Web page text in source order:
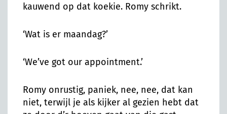
kauwend op dat koekie. Romy schrikt.
‘Wat is er maandag?’
‘We’ve got our appointment.’
Romy onrustig, paniek, nee, nee, dat kan
niet, terwijl je als kijker al gezien hebt dat